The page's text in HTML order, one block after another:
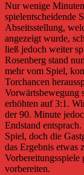
Nur wenige
spielentscheidende
Abseitsstellung,
angezeigt wurde,
ließ jedoch weiter
Rosenberg stand
mehr vom Spiel,
Torchancen
Vorwärtsbewegung
erhöhten auf 3:1.
der 90. Minute
Endstand
Spiel, doch die
das Ergebnis etwas
Vorbereitungsspiele
vorbereiten.